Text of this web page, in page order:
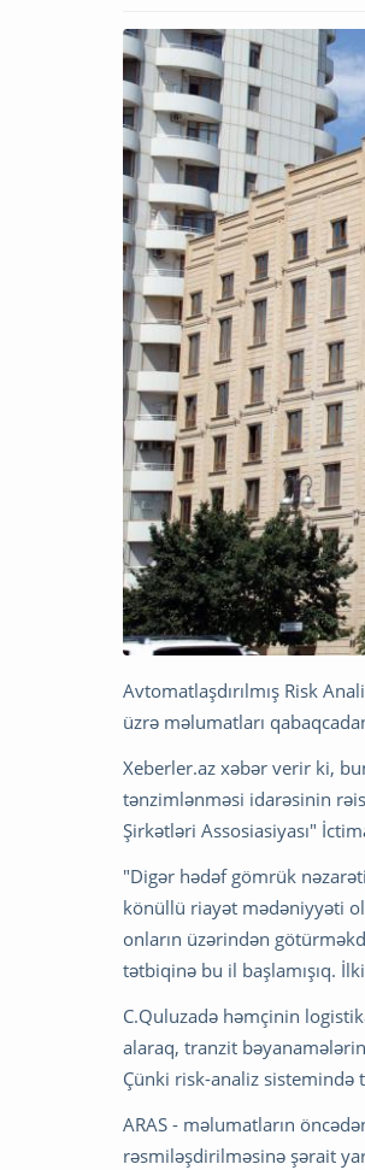
Avtomatlaşdırılmış Risk
üzrə məlumatları
Xeberler.az xəbər verir ki,
tənzimlənməsi idarəsinin
Şirkətləri Assosiasiyası"
"Digər hədəf gömrük
könüllü riayət mədəniyyəti
onların üzərindən
tətbiqinə bu il başlamışıq.
C.Quluzadə həmçinin
alaraq, tranzit
Çünki risk-analiz
ARAS - məlumatların
rəsmiləşdirilməsinə şərait